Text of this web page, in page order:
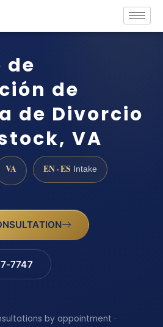
de
de
de Divorcio
VA
VA EN · ES Intake
7747
by appointment ·